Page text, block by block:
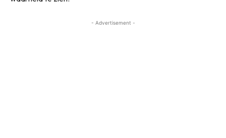
- Advertisement -